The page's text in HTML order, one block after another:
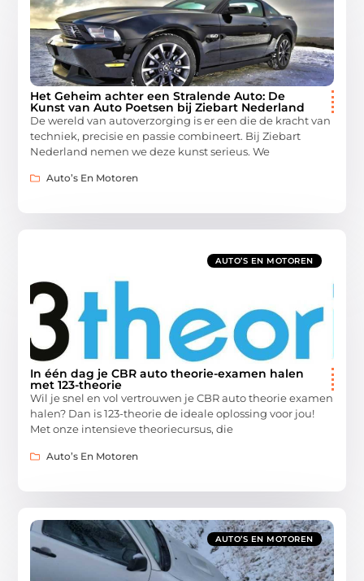
Het Geheim achter een Stralende Auto: De
Kunst van Auto Poetsen bij Ziebart Nederland
De wereld van autoverzorging is er een die de kracht van
techniek, precisie en passie combineert. Bij Ziebart
Nederland nemen we deze kunst serieus. We
Auto’s En Motoren
AUTO’S EN MOTOREN
In één dag je CBR auto theorie-examen halen
met 123-theorie
Wil je snel en vol vertrouwen je CBR auto theorie examen
halen? Dan is 123-theorie de ideale oplossing voor jou!
Met onze intensieve theoriecursus, die
Auto’s En Motoren
AUTO’S EN MOTOREN